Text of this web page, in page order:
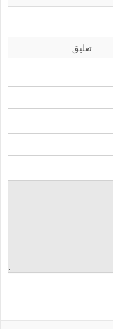
تعليق